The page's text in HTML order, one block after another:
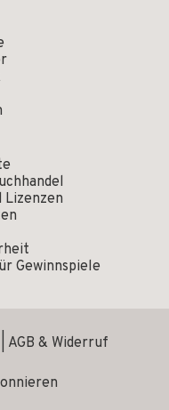
Gewinnspiele
AGB & Widerruf